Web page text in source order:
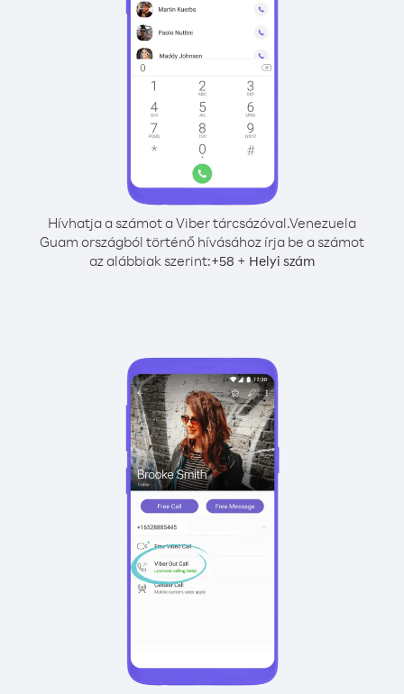
Hívhatja a számot a Viber tárcsázóval.Venezuela
Guam országból történő hívásához írja be a számot
az alábbiak szerint:+58 + Helyi szám